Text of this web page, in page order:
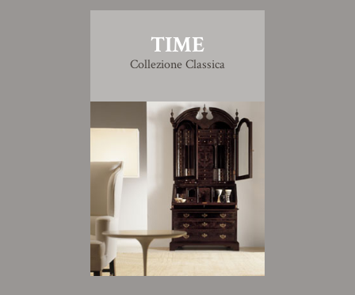
TIME
Collezione Classica